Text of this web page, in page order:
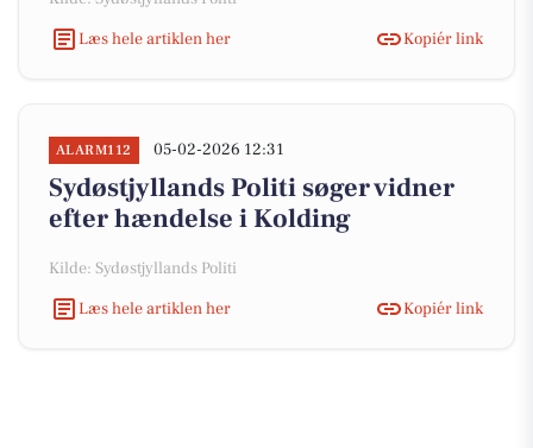
Læs hele artiklen her
Kopiér link
ALARM112 05-02-2026 12:31
Sydøstjyllands Politi søger vidner
efter hændelse i Kolding
Kilde: Sydøstjyllands Politi
Læs hele artiklen her
Kopiér link